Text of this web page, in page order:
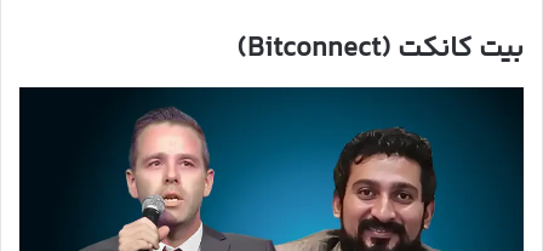
بیت کانکت (Bitconnect)